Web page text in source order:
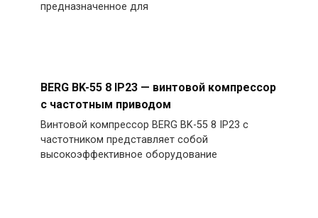
предназначенное для
BERG BK-55 8 IP23 — винтовой компрессор
с частотным приводом
Винтовой компрессор BERG BK-55 8 IP23 с
частотником представляет собой
высокоэффективное оборудование